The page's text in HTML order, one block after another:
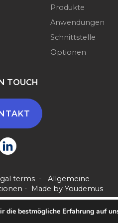
Produkte
Anwendungen
Schnittstelle
Optionen
TOUCH
terms- Allgemeine
- Made by Youdemus
die bestmögliche Erfahrung auf